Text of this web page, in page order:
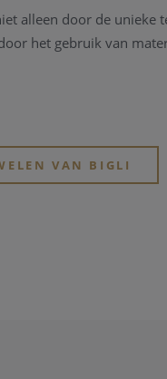
alleen door de unieke
het gebruik van
rosé goud 18 karaat.
VAN BIGLI